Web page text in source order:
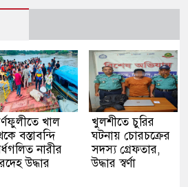
খাল
বস্তাবন্দি
নারীর
উদ্ধার
খুলশীতে চুরির
ঘটনায় চোরচক্রের
সদস্য গ্রেফতার,
উদ্ধার স্বর্ণা